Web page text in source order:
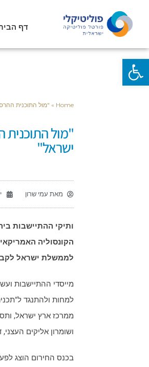
דף
Home
» "מול התוכנית
"מול
ישראל"
מאת עמי שרון
ותיקי ההתיישבות
הקונסוליה
לממשלת ישראל
מייסדי ההתיישבות
למחות ולהתנגד
ממרכז ארץ ישראל,
ושומרון אליקים
בכנס החירום הוצג
פתח סרגל נגישות